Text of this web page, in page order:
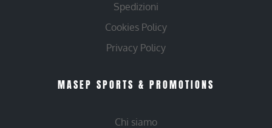
Spedizioni
Cookies Policy
Privacy Policy
MASEP SPORTS & PROMOTIONS
Chi siamo